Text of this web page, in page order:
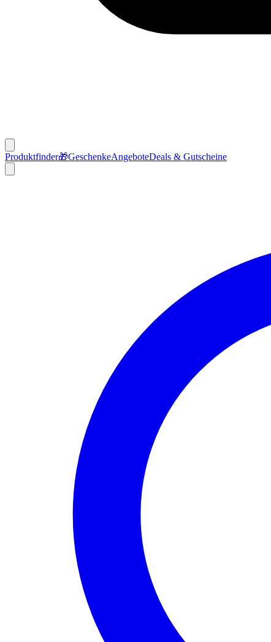
Produktfinder🎁GeschenkeAngeboteDeals & Gutscheine